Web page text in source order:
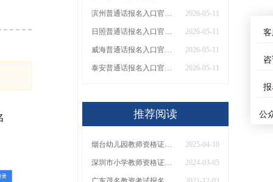
滨州普通话报名入口官网2026（含报名流程、报名时间） 2026-05-11
日照普通话报名入口官网2026（含报名流程、报名时间） 2026-05-11
威海普通话报名入口官网2026（含报名流程、报名时间） 2026-05-11
泰安普通话报名入口官网2026（含报名流程、报名时间） 2026-05-11
推荐阅读
烟台幼儿园教师资格证笔试考两门，有《综合素质》和《保教知识与能力》。 2025-04-10
深圳市小学教师资格证怎么考 需要什么条件自考 2024-03-05
公